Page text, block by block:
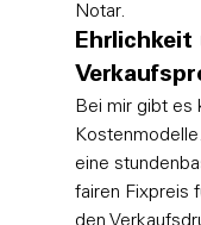
Notar.
Ehrlichkeit
Bei mir gibt es
eine
fairen Fixpreis